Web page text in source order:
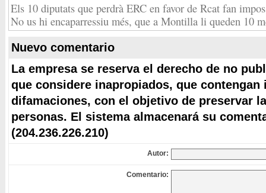
Els 10 diputats que perdrà ERC en favor de Rcat fan
No us hi encaparressiu més, que a Montilla li queden 10
Nuevo comentario
La empresa se reserva el derecho de no
que considere inapropiados, que
difamaciones, con el objetivo de preservar
personas. El sistema almacenará su
(204.236.226.210)
Autor:
Comentario: